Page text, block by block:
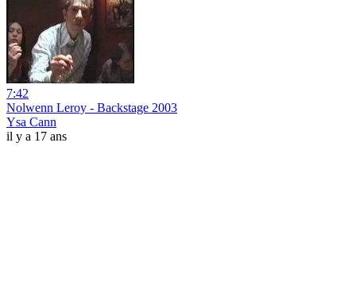
7:42
Nolwenn Leroy - Backstage 2003
Ysa Cann
il y a 17 ans